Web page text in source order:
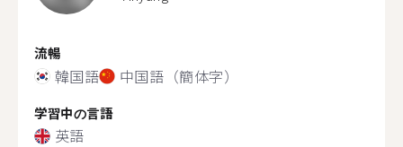
流暢
韓国語 中国語（簡体字）
学習中の言語
英語